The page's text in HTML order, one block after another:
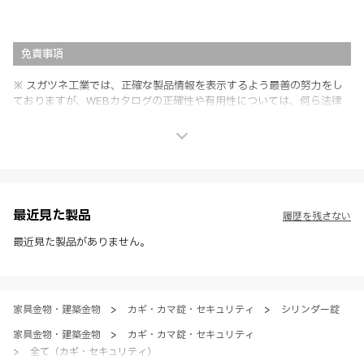
免責事項
※ スガツネ工業では、正確な製品情報を表示するよう最善の努力をし
ておりますが、WEBカタログの正確性や有用性については、何ら法律
社製品の使用ご検討、又は販売促進目的の利用に限ります。
※ 本WEBサイト製品情報のご利用にあたっては、WEBサイト利用規
約、プライバシーポリシー、製品情報ガイドをご確認いただき、内容の
最近見た製品
最近見た製品がありません。
履歴を残さない
家具金物・建築金物 > カギ・カマ錠・セキュリティ >
シリンダー錠
家具金物・建築金物
>
カギ・カマ錠・セキュリティ
>
全て（カギ・セキュリティ）